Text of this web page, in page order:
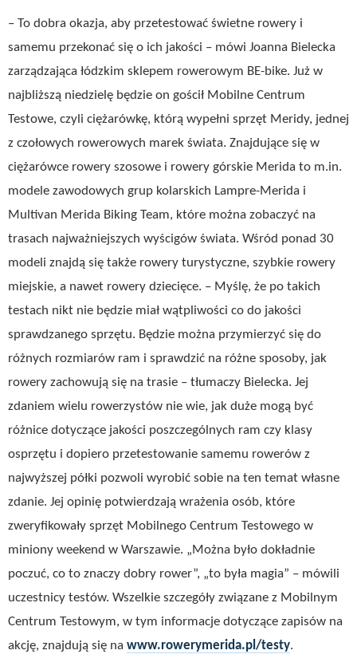
– To dobra okazja, aby przetestować świetne rowery i
samemu przekonać się o ich jakości – mówi Joanna Bielecka
zarządzająca łódzkim sklepem rowerowym BE-bike. Już w
najbliższą niedzielę będzie on gościł Mobilne Centrum
Testowe, czyli ciężarówkę, którą wypełni sprzęt Meridy, jednej
z czołowych rowerowych marek świata. Znajdujące się w
ciężarówce rowery szosowe i rowery górskie Merida to m.in.
modele zawodowych grup kolarskich Lampre-Merida i
Multivan Merida Biking Team, które można zobaczyć na
trasach najważniejszych wyścigów świata. Wśród ponad 30
modeli znajdą się także rowery turystyczne, szybkie rowery
miejskie, a nawet rowery dziecięce. – Myślę, że po takich
testach nikt nie będzie miał wątpliwości co do jakości
sprawdzanego sprzętu. Będzie można przymierzyć się do
różnych rozmiarów ram i sprawdzić na różne sposoby, jak
rowery zachowują się na trasie – tłumaczy Bielecka. Jej
zdaniem wielu rowerzystów nie wie, jak duże mogą być
różnice dotyczące jakości poszczególnych ram czy klasy
osprzętu i dopiero przetestowanie samemu rowerów z
najwyższej półki pozwoli wyrobić sobie na ten temat własne
zdanie. Jej opinię potwierdzają wrażenia osób, które
zweryfikowały sprzęt Mobilnego Centrum Testowego w
miniony weekend w Warszawie. „Można było dokładnie
poczuć, co to znaczy dobry rower”, „to była magia” – mówili
uczestnicy testów. Wszelkie szczegóły związane z Mobilnym
Centrum Testowym, w tym informacje dotyczące zapisów na
akcję, znajdują się na www.rowerymerida.pl/testy.